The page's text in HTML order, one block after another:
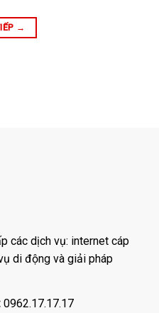
→
các dịch vụ: internet cáp
di động và giải pháp
0962.17.17.17